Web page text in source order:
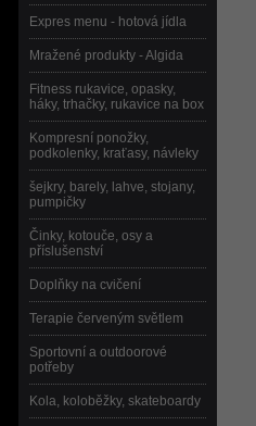
Expres menu - hotová jídla
Mražené produkty - Algida
Fitness rukavice, opasky,
háky, trhačky, rukavice na box
Kompresní ponožky,
podkolenky, kraťasy, návleky
šejkry, barely, lahve, stojany,
pumpičky
Činky, kotouče, osy a
příslušenství
Doplňky na cvičení
Terapie červeným světlem
Sportovní a outdoorové
potřeby
Kola, koloběžky, skateboardy